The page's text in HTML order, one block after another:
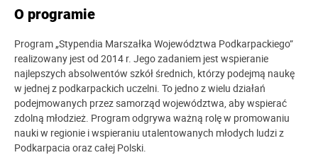
O programie
Program „Stypendia Marszałka Województwa Podkarpackiego”
realizowany jest od 2014 r. Jego zadaniem jest wspieranie
najlepszych absolwentów szkół średnich, którzy podejmą naukę
w jednej z podkarpackich uczelni. To jedno z wielu działań
podejmowanych przez samorząd województwa, aby wspierać
zdolną młodzież. Program odgrywa ważną rolę w promowaniu
nauki w regionie i wspieraniu utalentowanych młodych ludzi z
Podkarpacia oraz całej Polski.